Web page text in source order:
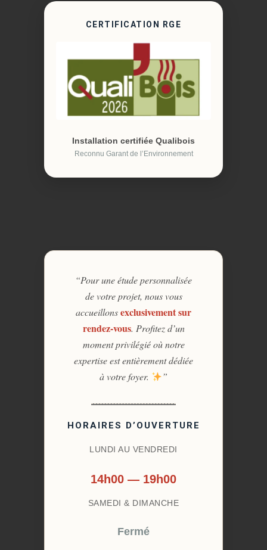
CERTIFICATION RGE
Installation certifiée Qualibois
Reconnu Garant de l’Environnement
“Pour une étude personnalisée
de votre projet, nous vous
accueillonsexclusivement sur
rendez-vous. Profitez d’un
moment privilégié où notre
expertise est entièrement dédiée
à votre foyer.
”
HORAIRES D’OUVERTURE
LUNDI AU VENDREDI
14h00 — 19h00
SAMEDI & DIMANCHE
Fermé